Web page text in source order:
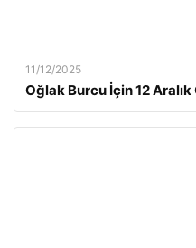
11/12/2025
Oğlak Burcu İçin 12